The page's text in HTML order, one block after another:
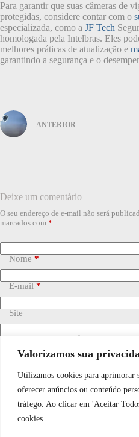
Valorizamos sua
Utilizamos cookies para aprimorar
oferecer anúncios ou conteúdo
tráfego. Ao clicar em 'Aceitar
cookies.
Para garantir que suas câmeras de
protegidas, considere contar com o
especializada, como a JF Tech
homologada pela Intelbras. Eles
melhores práticas de atualização e
garantindo a segurança e o
ANTERIOR
Deixe um comentário
O seu endereço de e-mail não será
marcados com *
Nome *
E-mail *
Site
Adicionar comentário
WhatsApp JF Tech